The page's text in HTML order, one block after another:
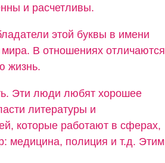
и расчетливы.
этой буквы в имени
мира. В отношениях отличаются
жизнь.
Эти люди любят хорошее
литературы и
которые работают в сферах,
медицина, полиция и т.д. Этим